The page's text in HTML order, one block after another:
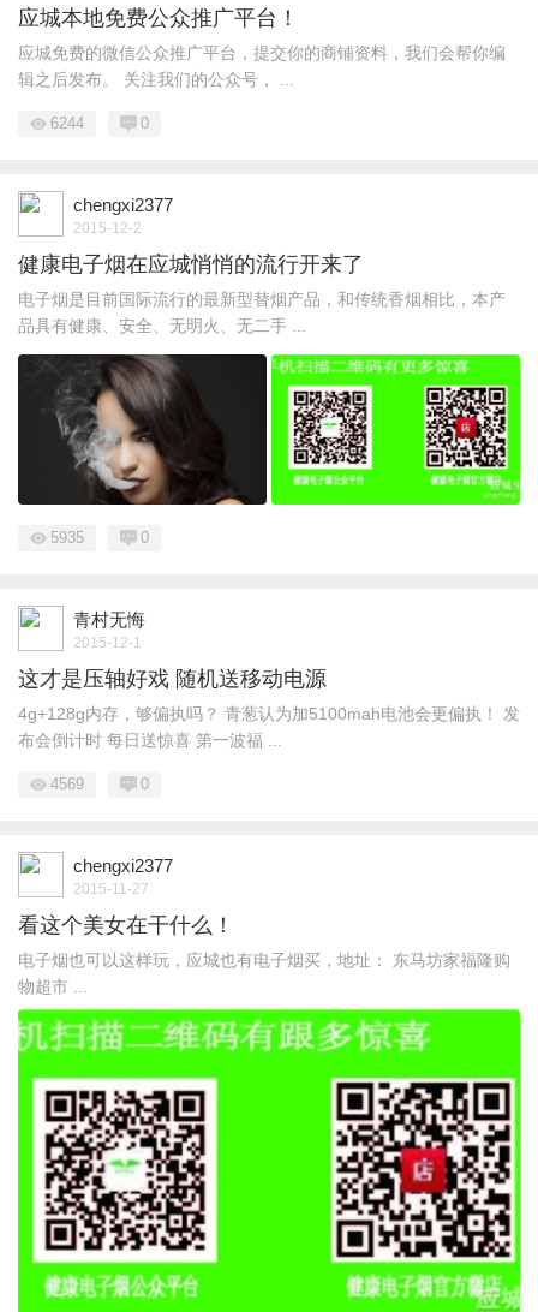
应城本地免费公众推广平台！
应城免费的微信公众推广平台，提交你的商铺资料，我们会帮你编
辑之后发布。 关注我们的公众号， ...
6244 0
chengxi2377
2015-12-2
健康电子烟在应城悄悄的流行开来了
电子烟是目前国际流行的最新型替烟产品，和传统香烟相比，本产
品具有健康、安全、无明火、无二手 ...
5935 0
青村无悔
2015-12-1
这才是压轴好戏 随机送移动电源
4g+128g内存，够偏执吗？ 青葱认为加5100mah电池会更偏执！ 发
布会倒计时 每日送惊喜 第一波福 ...
4569 0
chengxi2377
2015-11-27
看这个美女在干什么！
电子烟也可以这样玩，应城也有电子烟买，地址： 东马坊家福隆购
物超市 ...